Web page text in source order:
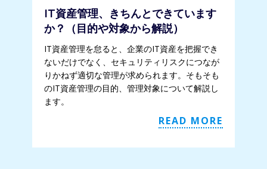
IT資産管理、きちんとできています
か？（目的や対象から解説）
IT資産管理を怠ると、企業のIT資産を把握でき
ないだけでなく、セキュリティリスクにつなが
りかねず適切な管理が求められます。そもそも
のIT資産管理の目的、管理対象について解説し
ます。
READ MORE